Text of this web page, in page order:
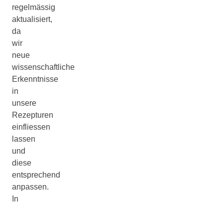
regelmässig
aktualisiert,
da
wir
neue
wissenschaftliche
Erkenntnisse
in
unsere
Rezepturen
einfliessen
lassen
und
diese
entsprechend
anpassen.
In